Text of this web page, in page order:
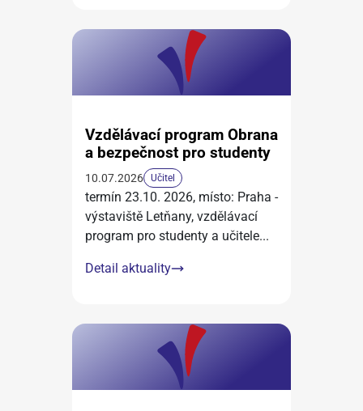
Vzdělávací program Obrana
a bezpečnost pro studenty
10.07.2026 Učitel
termín 23.10. 2026, místo: Praha -
výstaviště Letňany, vzdělávací
program pro studenty a učitele...
Detail aktuality